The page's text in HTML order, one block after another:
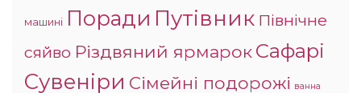
машині Поради Путівник Північне
сяйво Різдвяний ярмарокСафарі
Сувеніри Сімейні подорожі ванна